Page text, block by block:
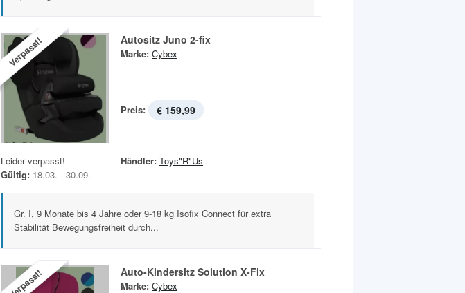
Verpasst! Autositz Juno 2-fix
Marke: Cybex
Preis: € 159,99
Leider verpasst!
Gültig: 18.03. - 30.09.
Händler: Toys"R"Us
Gr. I, 9 Monate bis 4 Jahre oder 9-18 kg Isofix Connect für extra
Stabilität Bewegungsfreiheit durch...
Verpasst! Auto-Kindersitz Solution X-Fix
Marke: Cybex